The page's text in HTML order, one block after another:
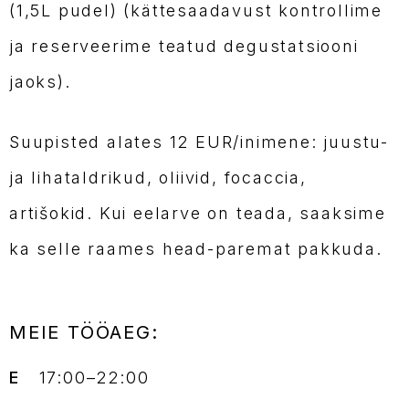
(1,5L pudel) (kättesaadavust kontrollime
ja reserveerime teatud degustatsiooni
jaoks).
Suupisted alates 12 EUR/inimene: juustu-
ja lihataldrikud, oliivid, focaccia,
artišokid. Kui eelarve on teada, saaksime
ka selle raames head-paremat pakkuda.
MEIE TÖÖAEG:
E 17:00–22:00